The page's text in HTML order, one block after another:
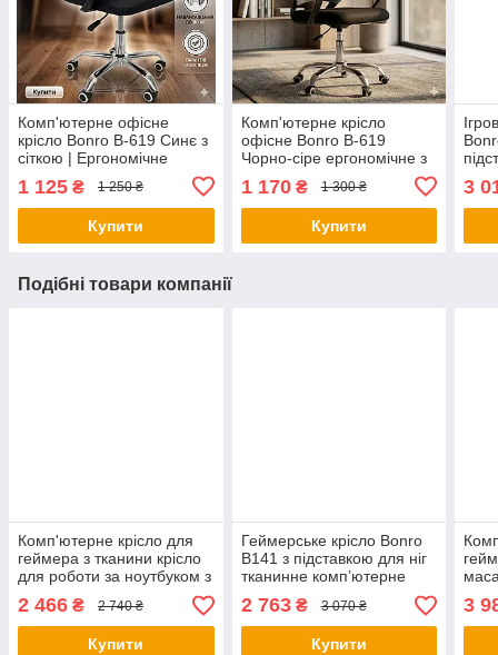
Комп'ютерне офісне
крісло Bonro B-619 Синє з
сіткою | Ергономічне
школяра та офісу
1 125 ₴ 1 250 ₴
Купити
Комп'ютерне крісло
офісне Bonro B-619
Чорно-сіре ергономічне з
вентильованою спинкою
для дому та роботи
1 170₴ 1 300 ₴
Купити
3
Подібні товари компанії
Комп'ютерне крісло для
геймера з тканини крісло
для роботи за ноутбуком з
регулюванням спинки B-
944 сіре
2 466 ₴ 2 740 ₴
Купити
Геймерське крісло Bonro
B141 з підставкою для ніг
тканинне комп’ютерне
крісло чорно-біле
2 763₴ 3 070 ₴
Купити
1 4
3